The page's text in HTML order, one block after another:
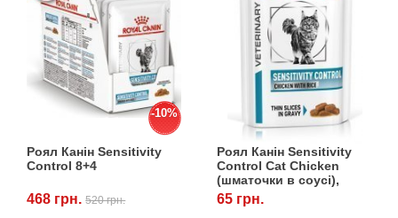
-10%
Роял Канін Sensitivity
Control 8+4
468 грн.520 грн.
Роял Канін Sensitivity
Control Cat Chicken
(шматочки в соусі),
0,085 кг
65 грн.